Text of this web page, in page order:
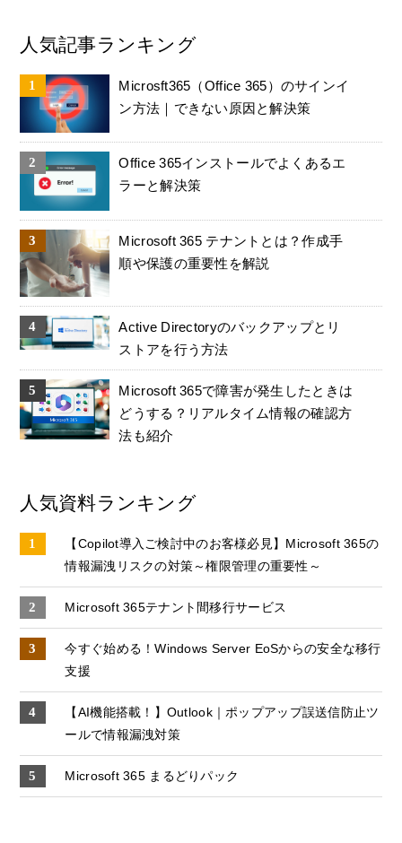
人気記事ランキング
Microsft365（Office 365）のサインイ
ン方法｜できない原因と解決策
Office 365インストールでよくあるエ
ラーと解決策
Microsoft 365 テナントとは？作成手
順や保護の重要性を解説
Active Directoryのバックアップとリ
ストアを行う方法
Microsoft 365で障害が発生したときは
どうする？リアルタイム情報の確認方
法も紹介
人気資料ランキング
【Copilot導入ご検討中のお客様必見】Microsoft 365の
情報漏洩リスクの対策～権限管理の重要性～
Microsoft 365テナント間移行サービス
今すぐ始める！Windows Server EoSからの安全な移行
支援
【AI機能搭載！】Outlook｜ポップアップ誤送信防止ツ
ールで情報漏洩対策
Microsoft 365 まるどりパック